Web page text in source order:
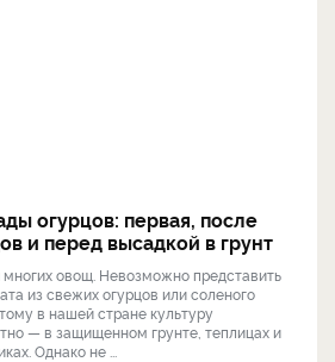
огурцов: первая, после
и перед высадкой в грунт
овощ. Невозможно представить
из свежих огурцов или соленого
в нашей стране культуру
— в защищенном грунте, теплицах и
Однако не ...